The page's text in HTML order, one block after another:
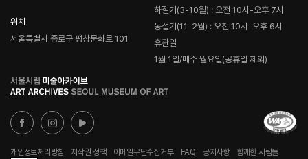
위치
서울특별시 종로구 평창문화로 101
하절기(3-10월) : 오전 10시-오후 7시
동절기(11-2월) : 오전 10시-오후 6시
휴관일
1월 1일/매주 월요일(공휴일 제외)
로
고
개인정보처리방침 저작권 정책 이메일무단수집거부 FAQ 공지사항 함께한 사람들